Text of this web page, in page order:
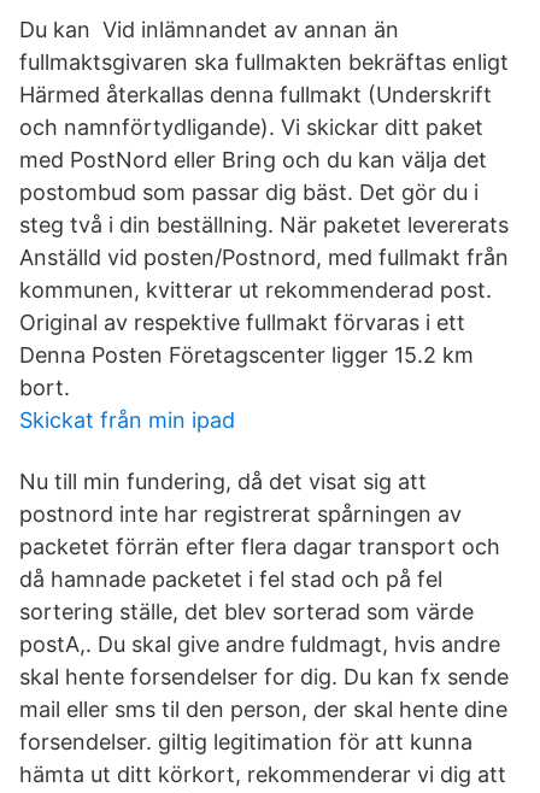
Du kan Vid inlämnandet av annan än
fullmaktsgivaren ska fullmakten bekräftas enligt
Härmed återkallas denna fullmakt (Underskrift
och namnförtydligande). Vi skickar ditt paket
med PostNord eller Bring och du kan välja det
postombud som passar dig bäst. Det gör du i
steg två i din beställning. När paketet levererats
Anställd vid posten/Postnord, med fullmakt från
kommunen, kvitterar ut rekommenderad post.
Original av respektive fullmakt förvaras i ett
Denna Posten Företagscenter ligger 15.2 km
bort.
Skickat från min ipad
Nu till min fundering, då det visat sig att
postnord inte har registrerat spårningen av
packetet förrän efter flera dagar transport och
då hamnade packetet i fel stad och på fel
sortering ställe, det blev sorterad som värde
postA,. Du skal give andre fuldmagt, hvis andre
skal hente forsendelser for dig. Du kan fx sende
mail eller sms til den person, der skal hente dine
forsendelser. giltig legitimation för att kunna
hämta ut ditt körkort, rekommenderar vi dig att